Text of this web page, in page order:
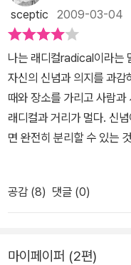
sceptic 2009-03-04
나는 래디컬radical이라는
자신의 신념과 의지를 과감
때와 장소를 가리고 사람
래디컬과 거리가 멀다. 신
면 완전히 분리할 수 있는
플렉스는 여전히 유효하며
서 친구나 동료지간에도 정
치인이 제각각이다. 그것
의 성향과 일치한다. 당연하게도 보수적 정당이나 진보적 정당이나
공감 (8) 댓글 (0)
마이페이퍼 (2편)